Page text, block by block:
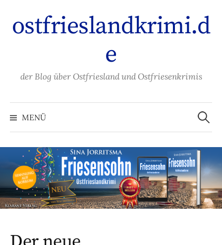
Inhalt
überspringen
ostfrieslandkrimi.d
e
der Blog über Ostfriesland und Ostfriesenkrimis
MENÜ
Suchen
nach: